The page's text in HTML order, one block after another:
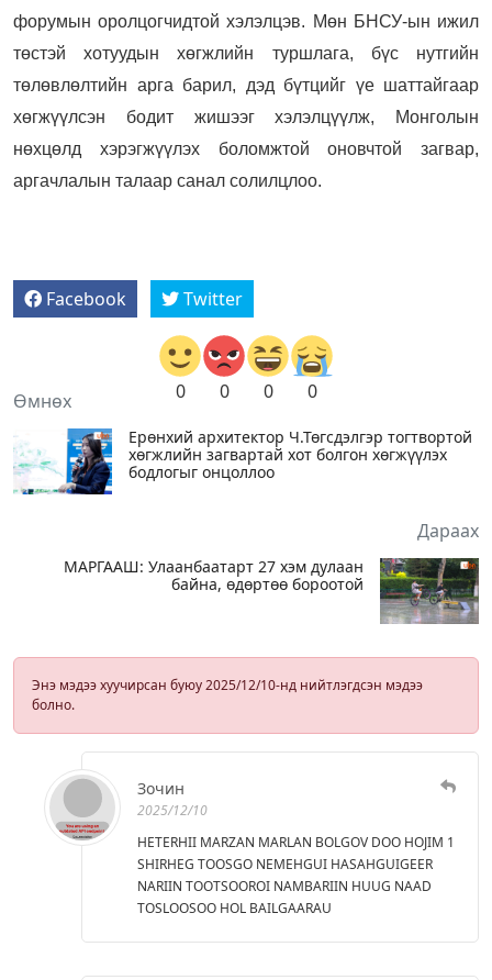
форумын оролцогчидтой хэлэлцэв. Мөн БНСУ-ын ижил
төстэй хотуудын хөгжлийн туршлага, бүс нутгийн
төлөвлөлтийн арга барил, дэд бүтцийг үе шаттайгаар
хөгжүүлсэн бодит жишээг хэлэлцүүлж, Монголын
нөхцөлд хэрэгжүүлэх боломжтой оновчтой загвар,
аргачлалын талаар санал солилцлоо.
Facebook Twitter
0 0 0 0
Өмнөх
Ерөнхий архитектор Ч.Төгсдэлгэр тогтвортой
хөгжлийн загвартай хот болгон хөгжүүлэх
бодлогыг онцоллоо
Дараах
МАРГААШ: Улаанбаатарт 27 хэм дулаан
байна, өдөртөө бороотой
Энэ мэдээ хуучирсан буюу 2025/12/10-нд нийтлэгдсэн мэдээ
болно.
Зочин
2025/12/10
HETERHII MARZAN MARLAN BOLGOV DOO HOJIM 1
SHIRHEG TOOSGO NEMEHGUI HASAHGUIGEER
NARIIN TOOTSOOROI NAMBARIIN HUUG NAAD
TOSLOOSOO HOL BAILGAARAU